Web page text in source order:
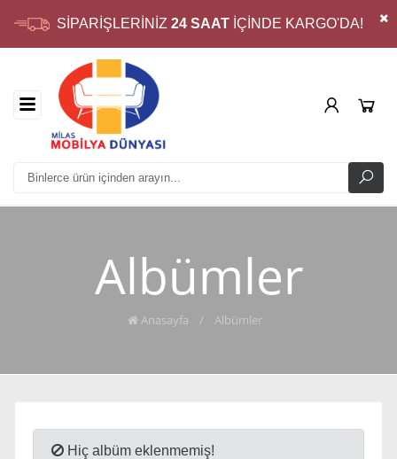
SİPARİŞLERİNİZ 24 SAATİÇİNDE KARGO'DA!
Albümler
Anasayfa / Albümler
Hiç albüm eklenmemiş!